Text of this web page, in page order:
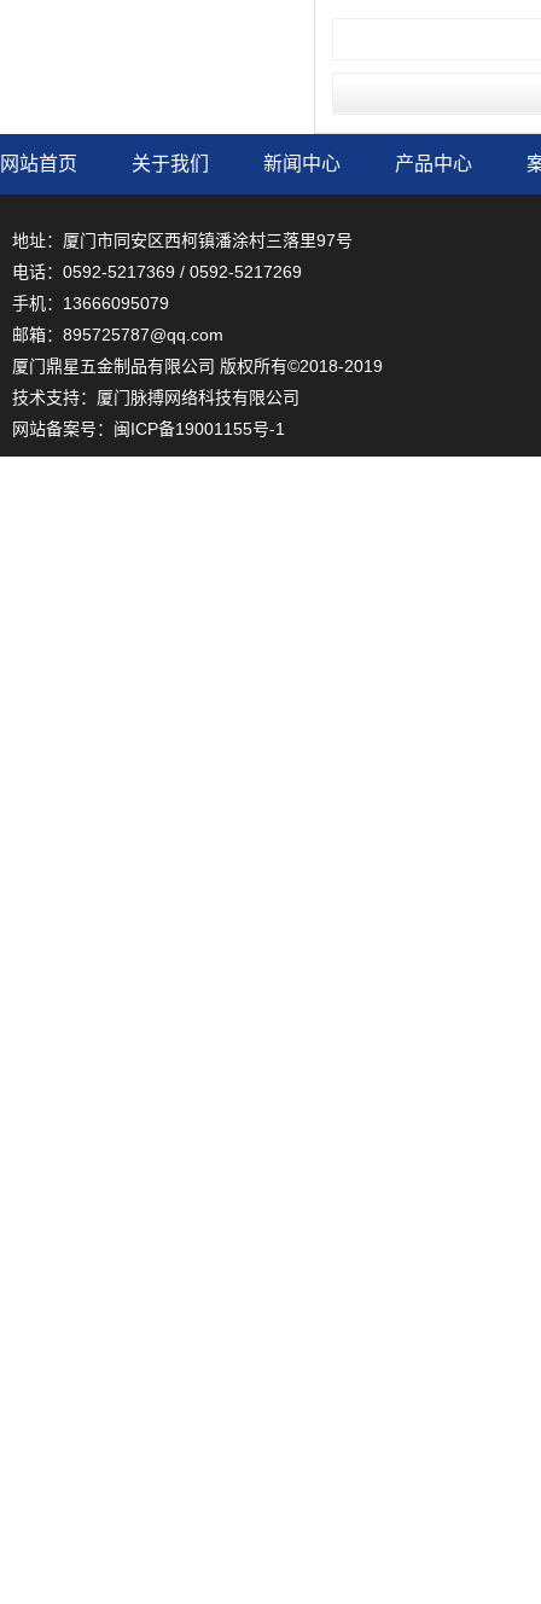
网站首页 关于我们 新闻中心 产品中心
地址：厦门市同安区西柯镇潘涂村三落里97号
电话：0592-5217369 / 0592-5217269
手机：13666095079
邮箱：895725787@qq.com
厦门鼎星五金制品有限公司 版权所有©2018-2019
技术支持： 厦门脉搏网络科技有限公司
网站备案号： 闽ICP备19001155号-1